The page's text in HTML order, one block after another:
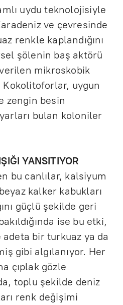
uydu teknolojisiyle
ve çevresinde
renkle kaplandığını
şölenin baş aktörü
mikroskobik
uygun
zengin besin
bulan koloniler
YANSITIYOR
bu canlılar, kalsiyum
kalker kabukları
güçlü şekilde geri
ise bu etki,
bir turkuaz ya da
gibi algılanıyor. Her
çıplak gözle
toplu şekilde deniz
renk değişimi